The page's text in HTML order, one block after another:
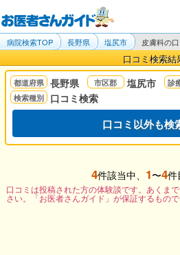
病院検索TOP 長野県 塩尻市 皮膚科の
口コミ検索結
長野県 塩尻市
口コミ検索
口コミ以外も検
4件該当中、 1〜4件
口コミは投稿された方の体験談です。あくま
さい。「お医者さんガイド」が保証するもの